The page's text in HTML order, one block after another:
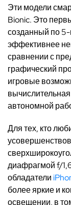
Эти модели
Bionic. Это
созданный по
эффективнее
сравнении с
графический
игровые
автономной
Для тех, кто
диафрагмой f/
обладатели
более яркие и
освещении, в